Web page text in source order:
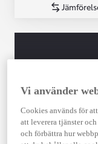
USED
Vi använder
Cookies används för
att leverera tjänster
och förbättra hur